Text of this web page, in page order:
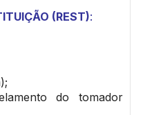
(REST):
do tomador